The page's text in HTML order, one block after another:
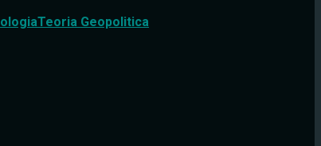
Teoria Geopolitica